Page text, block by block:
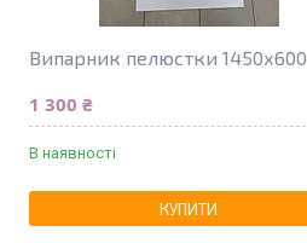
Випарник пелюстки 1450х600
1 300 ₴
В наявності
КУПИТИ